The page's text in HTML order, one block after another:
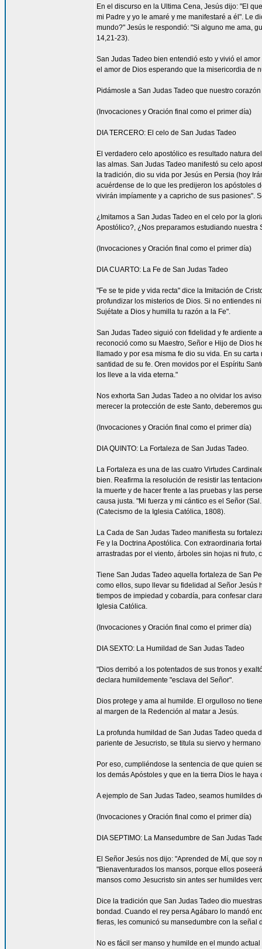
En el discurso en la Ultima Cena, Jesús dijo: "El
mi Padre y yo le amaré y me manifestaré a él". Le
mundo?" Jesús le respondió: "Si alguno me ama,
14,21-23).
San Judas Tadeo bien entendió esto y vivió el
el amor de Dios esperando que la misericordia de
Pidámosle a San Judas Tadeo que nuestro
(Invocaciones y Oración final como el primer día)
DIA TERCERO: El celo de San Judas Tadeo
El verdadero celo apostólico es resultado natura
las almas. San Judas Tadeo manifestó su celo
la tradición, dio su vida por Jesús en Persia (hoy
acuérdense de lo que les predijeron los apóstoles
vivirán impíamente y a capricho de sus pasiones".
¿Imitamos a San Judas Tadeo en el celo por la
Apostólico?, ¿Nos preparamos estudiando
(Invocaciones y Oración final como el primer día)
DIA CUARTO: La Fe de San Judas Tadeo
"Fe se te pide y vida recta" dice la Imitación de
profundizar los misterios de Dios. Si no entiendes
Sujétate a Dios y humilla tu razón a la Fe".
San Judas Tadeo siguió con fidelidad y fe
reconoció como su Maestro, Señor e Hijo de Dios
llamado y por esa misma fe dio su vida. En su
santidad de su fe. Oren movidos por el Espíritu
los lleve a la vida eterna."
Nos exhorta San Judas Tadeo a no olvidar los
merecer la protección de este Santo, deberemos
(Invocaciones y Oración final como el primer día)
DIA QUINTO: La Fortaleza de San Judas Tadeo.
La Fortaleza es una de las cuatro Virtudes
bien. Reafirma la resolución de resistir las
la muerte y de hacer frente a las pruebas y las
causa justa. "Mi fuerza y mi cántico es el Señor
(Catecismo de la Iglesia Católica, 1808).
La Cada de San Judas Tadeo manifiesta su
Fe y la Doctrina Apostólica. Con extraordinaria
arrastradas por el viento, árboles sin hojas ni fruto,
Tiene San Judas Tadeo aquella fortaleza de San
como ellos, supo llevar su fidelidad al Señor Jesús
tiempos de impiedad y cobardía, para confesar
Iglesia Católica.
(Invocaciones y Oración final como el primer día)
DIA SEXTO: La Humildad de San Judas Tadeo
"Dios derribó a los potentados de sus tronos y
declara humildemente "esclava del Señor".
Dios protege y ama al humilde. El orgulloso no
al margen de la Redención al matar a Jesús.
La profunda humildad de San Judas Tadeo queda
pariente de Jesucristo, se titula su siervo y
Por eso, cumpliéndose la sentencia de que quien
los demás Apóstoles y que en la tierra Dios le
A ejemplo de San Judas Tadeo, seamos humildes
(Invocaciones y Oración final como el primer día)
DIA SEPTIMO: La Mansedumbre de San Judas
El Señor Jesús nos dijo: "Aprended de Mí, que
"Bienaventurados los mansos, porque ellos
mansos como Jesucristo sin antes ser humildes
Dice la tradición que San Judas Tadeo dio
bondad. Cuando el rey persa Agábaro lo mandó
fieras, les comunicó su mansedumbre con la señal
No es fácil ser manso y humilde en el mundo